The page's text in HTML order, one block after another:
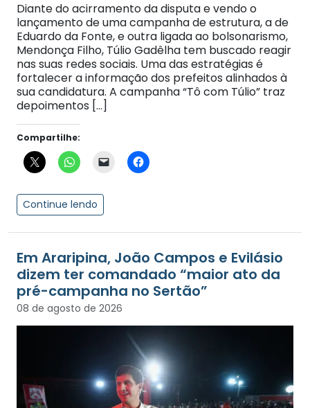
Diante do acirramento da disputa e vendo o
lançamento de uma campanha de estrutura, a de
Eduardo da Fonte, e outra ligada ao bolsonarismo,
Mendonça Filho, Túlio Gadêlha tem buscado reagir
nas suas redes sociais. Uma das estratégias é
fortalecer a informação dos prefeitos alinhados à
sua candidatura. A campanha “Tô com Túlio” traz
depoimentos […]
Compartilhe:
Continue lendo
Em Araripina, João Campos e Evilásio
dizem ter comandado “maior ato da
pré-campanha no Sertão”
08 de agosto de 2026